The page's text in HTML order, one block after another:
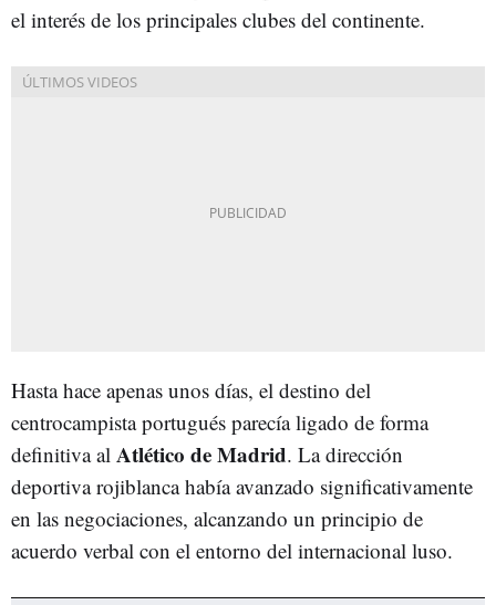
el interés de los principales clubes del continente.
Hasta hace apenas unos días, el destino del
centrocampista portugués parecía ligado de forma
definitiva al Atlético de Madrid. La dirección
deportiva rojiblanca había avanzado significativamente
en las negociaciones, alcanzando un principio de
acuerdo verbal con el entorno del internacional luso.